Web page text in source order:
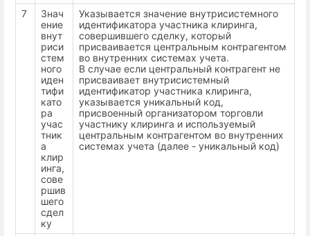
7
Знач
ение
внут
риси
стем
ного
иден
тифи
като
ра
учас
тник
а
клир
инга,
сове
ршив
шего
сдел
ку
Указывается значение внутрисистемного
идентификатора участника клиринга,
совершившего сделку, который
присваивается центральным контрагентом
во внутренних системах учета.
В случае если центральный контрагент не
присваивает внутрисистемный
идентификатор участника клиринга,
указывается уникальный код,
присвоенный организатором торговли
участнику клиринга и используемый
центральным контрагентом во внутренних
системах учета (далее - уникальный код)